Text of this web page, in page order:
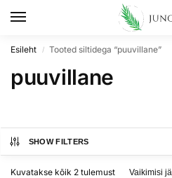
Esileht / Tooted siltidega “puuvillane”
puuvillane
SHOW FILTERS
Kuvatakse kõik 2 tulemust